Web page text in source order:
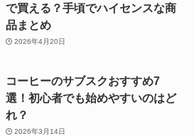
で買える？手頃でハイセンスな商
品まとめ
2026年4月20日
コーヒーのサブスクおすすめ7
選！初心者でも始めやすいのはど
れ？
2026年3月14日